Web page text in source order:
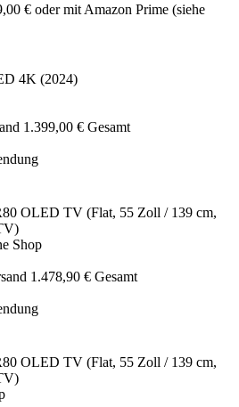
€ oder mit Amazon Prime (siehe
4K (2024)
1.399,00 € Gesamt
OLED TV (Flat, 55 Zoll / 139 cm,
1.478,90 € Gesamt
OLED TV (Flat, 55 Zoll / 139 cm,